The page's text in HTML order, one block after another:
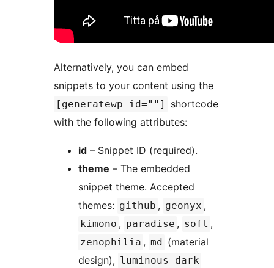
Alternatively, you can embed
snippets to your content using the
[generatewp id=""]
shortcode
with the following attributes:
id – Snippet ID (required).
theme – The embedded
snippet theme. Accepted
themes: github , geonyx ,
kimono , paradise , soft ,
zenophilia , md (material
design), luminous_dark